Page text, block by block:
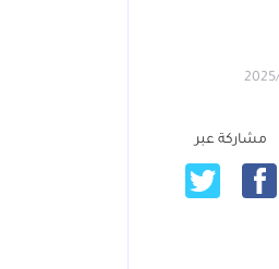
مشاركة عبر